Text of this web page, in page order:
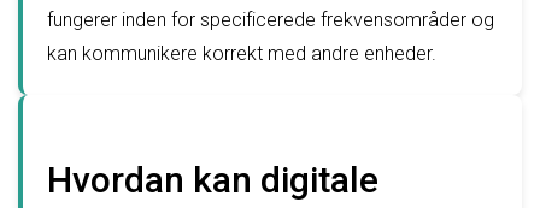
fungerer inden for specificerede frekvensområder og
kan kommunikere korrekt med andre enheder.
Hvordan kan digitale